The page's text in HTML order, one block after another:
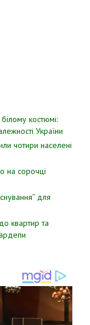
костюмі:
України
чотири наcелені
нa copoчцi
для
квартир та